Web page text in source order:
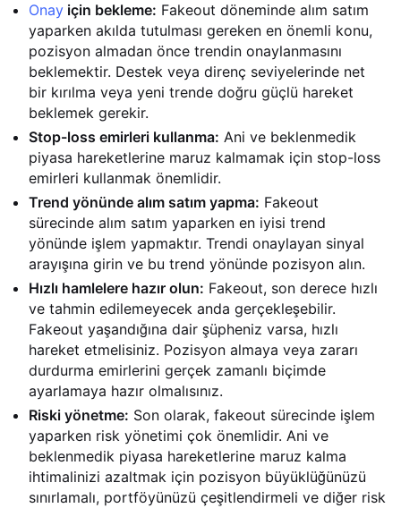
Onay için bekleme: Fakeout döneminde alım satım
yaparken akılda tutulması gereken en önemli konu,
pozisyon almadan önce trendin onaylanmasını
beklemektir. Destek veya direnç seviyelerinde net
bir kırılma veya yeni trende doğru güçlü hareket
beklemek gerekir.
Stop-loss emirleri kullanma: Ani ve beklenmedik
piyasa hareketlerine maruz kalmamak için stop-loss
emirleri kullanmak önemlidir.
Trend yönünde alım satım yapma: Fakeout
sürecinde alım satım yaparken en iyisi trend
yönünde işlem yapmaktır. Trendi onaylayan sinyal
arayışına girin ve bu trend yönünde pozisyon alın.
Hızlı hamlelere hazır olun: Fakeout, son derece hızlı
ve tahmin edilemeyecek anda gerçekleşebilir.
Fakeout yaşandığına dair şüpheniz varsa, hızlı
hareket etmelisiniz. Pozisyon almaya veya zararı
durdurma emirlerini gerçek zamanlı biçimde
ayarlamaya hazır olmalısınız.
Riski yönetme: Son olarak, fakeout sürecinde işlem
yaparken risk yönetimi çok önemlidir. Ani ve
beklenmedik piyasa hareketlerine maruz kalma
ihtimalinizi azaltmak için pozisyon büyüklüğünüzü
sınırlamalı, portföyünüzü çeşitlendirmeli ve diğer risk